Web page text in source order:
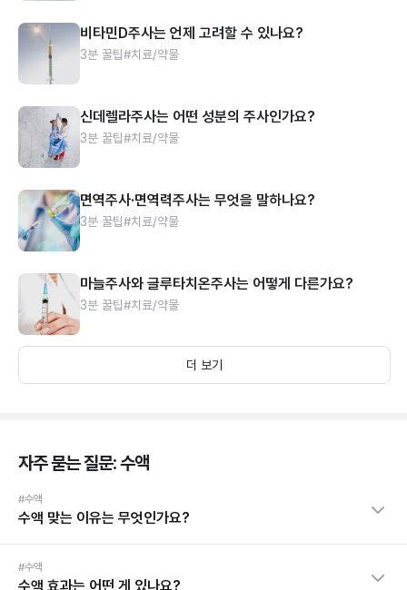
비타민D주사는 언제 고려할 수 있나요?
3분 꿀팁#치료/약물
신데렐라주사는 어떤 성분의 주사인가요?
3분 꿀팁#치료/약물
면역주사·면역력주사는 무엇을 말하나요?
3분 꿀팁#치료/약물
마늘주사와 글루타치온주사는 어떻게 다른가요?
3분 꿀팁#치료/약물
더 보기
자주 묻는 질문: 수액
#수액
수액 맞는 이유는 무엇인가요?
#수액
수액 효과는 어떤 게 있나요?